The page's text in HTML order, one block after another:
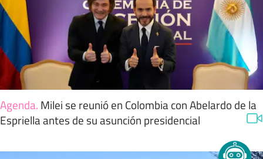
Agenda. Milei se reunió en Colombia con Abelardo de la
Espriella antes de su asunción presidencial